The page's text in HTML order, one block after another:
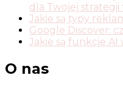
dla Twojej strategii
Jakie są typy
Google Discover:
Jakie są funkcje AI
O nas